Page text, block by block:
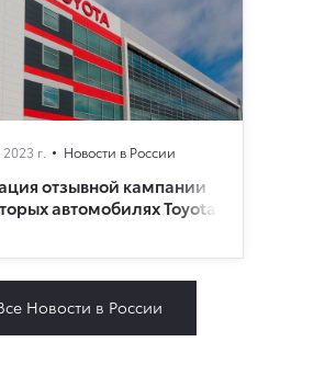
г. Новости в России
отзывной кампании
автомобилях Toyota
Новости в России